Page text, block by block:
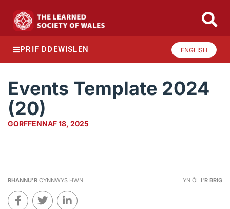
PRIF DDEWISLEN ENGLISH
Events Template 2024
(20)
GORFFENNAF 18, 2025
RHANNU'R CYNNWYS HWN YN ÔL I'R BRIG